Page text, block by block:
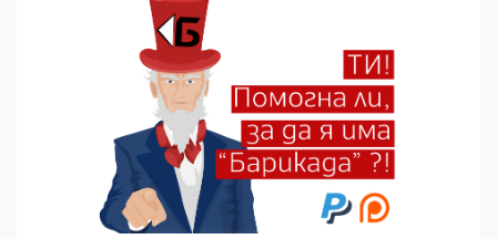
136 страни в ООН
подкрепиха Куба, България
избра да е сред 30
„въздържали се“
Удължаването на „Чат